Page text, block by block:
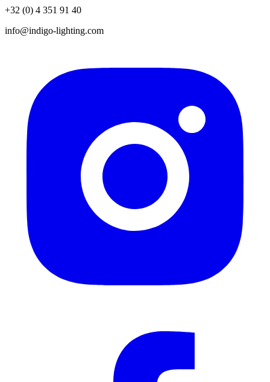
+32 (0) 4 351 91 40
info@indigo-lighting.com